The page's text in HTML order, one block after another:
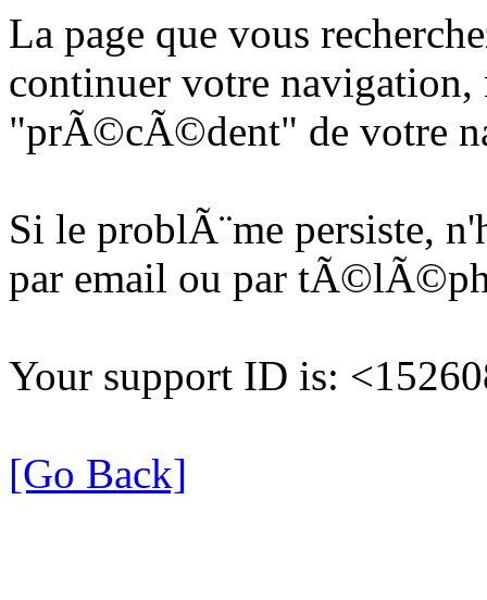
La page que vous
continuer votre
"prÃ©cÃ©dent" de votre
Si le problÃ¨me persiste,
par email ou par
Your support ID is:
[Go Back]